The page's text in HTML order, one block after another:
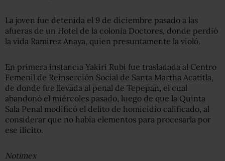
La joven fue detenida el 9 de diciembre pasado a las
afueras de un Hotel de la colonia Doctores, donde perdió
la vida Ramírez Anaya, quien presuntamente la violó.
En primera instancia Yakiri Rubí fue trasladada al Centro
Femenil de Reinserción Social de Santa Martha Acatitla,
de donde fue llevada al penal de Tepepan, el cual
abandonó el miércoles pasado, luego de que la Quinta
Sala Penal modificó el delito de homicidio calificado, al
considerar que no había elementos para procesarla por
ese ilícito.
Notimex